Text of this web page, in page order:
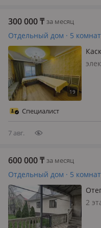
300 000₸ за месяц
Отдельный дом · 5 комнат
Специалист
7 авг.
600 000₸ за месяц
Отдельный дом · 5 комнат
2